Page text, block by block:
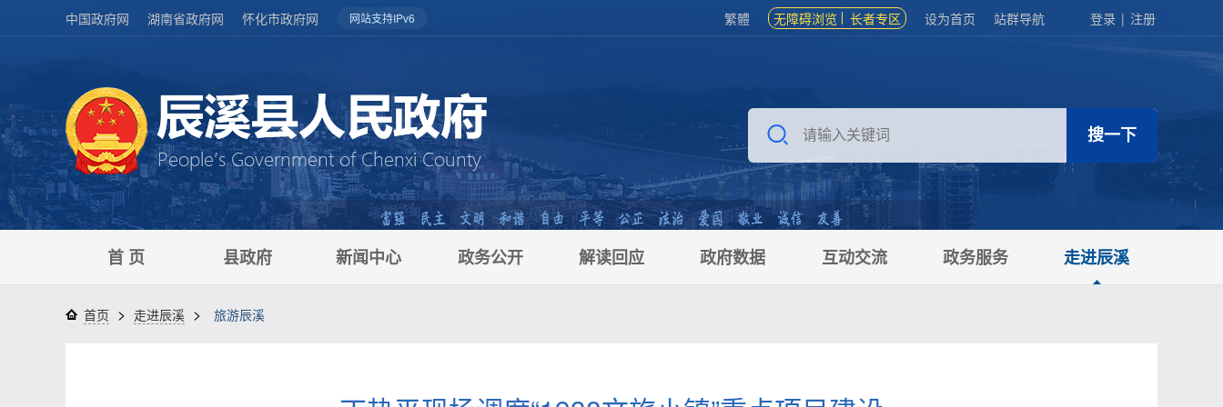
中国政府网 湖南省政府网 怀化市政府网 网站支持IPv6 繁體 无障碍浏览 长者专区 设为首页 站群导航 登录 | 注册
首 页 县政府 新闻中心 政务公开 解读回应 政府数据 互动交流 政务服务 走进辰溪
首页 > 走进辰溪 > 旅游辰溪